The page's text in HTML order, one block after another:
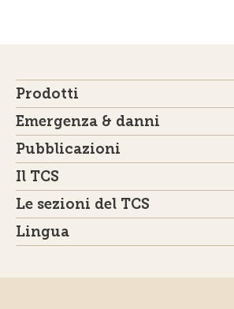
Prodotti
Emergenza & danni
Pubblicazioni
Il TCS
Le sezioni del TCS
Lingua